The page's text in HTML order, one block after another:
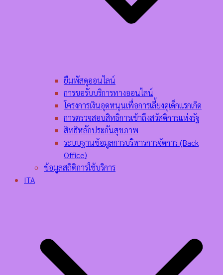
ยืมพัสดุออนไลน์
การขอรับบริการทางออนไลน์
โครงการเงินอุดหนุนเพื่อการเลี้ยงดูเด็กแรกเกิด
การตรวจสอบสิทธิการเข้าถึงสวัสดิการแห่งรัฐ
สิทธิหลักประกันสุขภาพ
ระบบฐานข้อมูลการบริหารการจัดการ (ฺBack
Office)
ข้อมูลสถิติการใช้บริการ
ITA